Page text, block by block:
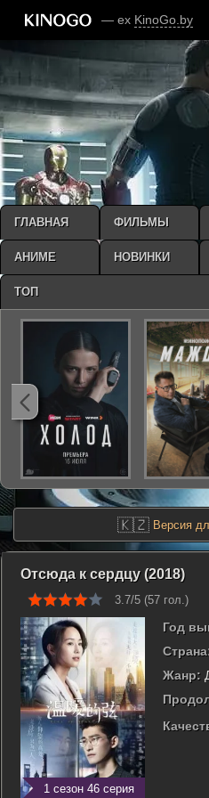
— ex KinoGo.by
🇰🇿 Версия
Отсюда к сердцу (2018)
3.7/5 (57 гол.)
1 сезон 46 серия
Год
Жанр:
ГЛАВНАЯ ФИЛЬМЫ
АНИМЕ НОВИНКИ
ТОП